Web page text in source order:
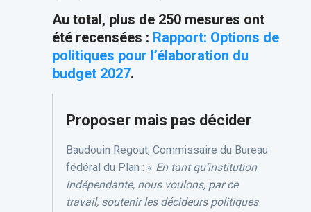
Au total, plus de 250 mesures ont
été recensées : Rapport: Options de
politiques pour l’élaboration du
budget 2027.
Proposer mais pas décider
Baudouin Regout, Commissaire du Bureau
fédéral du Plan : « En tant qu’institution
indépendante, nous voulons, par ce
travail, soutenir les décideurs politiques